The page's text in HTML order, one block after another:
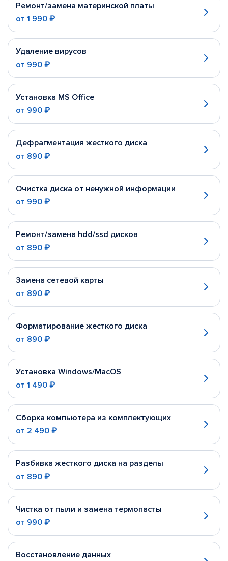
Ремонт/замена материнской платы
от 1 990 ₽
Удаление вирусов
от 990 ₽
Установка MS Office
от 990 ₽
Дефрагментация жесткого диска
от 890 ₽
Очистка диска от ненужной информации
от 990 ₽
Ремонт/замена hdd/ssd дисков
от 890 ₽
Замена сетевой карты
от 890 ₽
Форматирование жесткого диска
от 890 ₽
Установка Windows/MacOS
от 1 490 ₽
Сборка компьютера из комплектующих
от 2 490 ₽
Разбивка жесткого диска на разделы
от 890 ₽
Чистка от пыли и замена термопасты
от 990 ₽
Восстановление данных